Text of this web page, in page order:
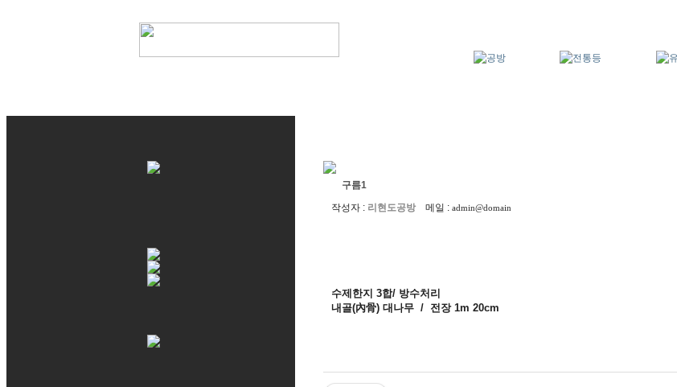
구름1
작성자 : 리현도공방 메일 : admin@domain
수제한지 3합/ 방수처리
내골(內骨) 대나무 / 전장 1m 20cm